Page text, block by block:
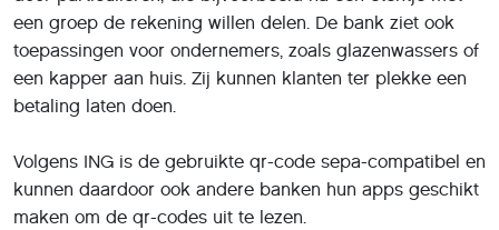
een groep de rekening willen delen. De bank ziet ook
toepassingen voor ondernemers, zoals glazenwassers of
een kapper aan huis. Zij kunnen klanten ter plekke een
betaling laten doen.
Volgens ING is de gebruikte qr-code sepa-compatibel en
kunnen daardoor ook andere banken hun apps geschikt
maken om de qr-codes uit te lezen.